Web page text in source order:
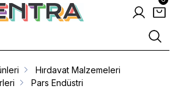
Hırdavat Malzemeleri
Pars Endüstri